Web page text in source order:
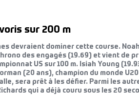
sur 200 m
devraient dominer cette course.
des engagés (19.69) et vient de
US sur 100 m. Isiah Young
(20 ans), champion du monde
sera prêt à les défier. Parmi les
qui a déjà couru sous les 20